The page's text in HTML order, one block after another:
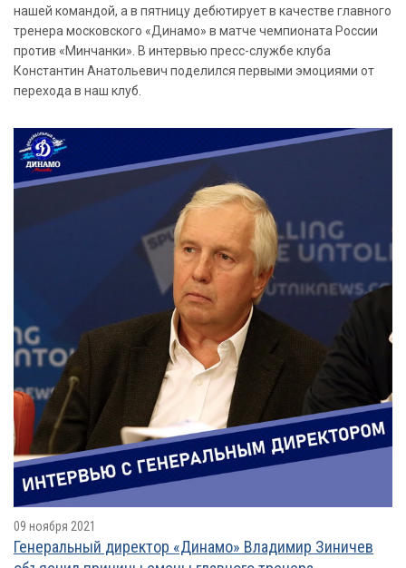
нашей командой, а в пятницу дебютирует в качестве главного
тренера московского «Динамо» в матче чемпионата России
против «Минчанки». В интервью пресс-службе клуба
Константин Анатольевич поделился первыми эмоциями от
перехода в наш клуб.
09 ноября 2021
Генеральный директор «Динамо» Владимир Зиничев